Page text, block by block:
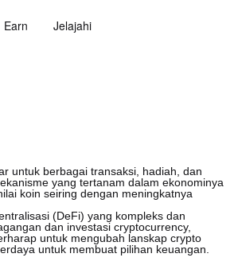
Earn Jelajahi
untuk berbagai transaksi, hadiah, dan
yang tertanam dalam ekonominya
koin seiring dengan meningkatnya
(DeFi) yang kompleks dan
dan investasi cryptocurrency,
untuk mengubah lanskap crypto
untuk membuat pilihan keuangan.